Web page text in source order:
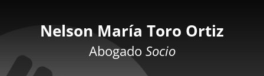
Nelson María Toro Ortiz
Abogado Socio